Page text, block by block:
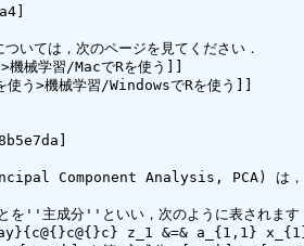
いては，次のページを見てください．
機械学習/MacでRを使う]]
う>機械学習/WindowsでRを使う]]
Component Analysis, PCA) は，''多
とを''主成分''といい，次のように表されます
z_1 &=& a_{1,1}